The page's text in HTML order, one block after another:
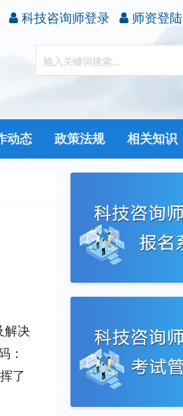
科技咨询师登录 师资登陆
动态 政策法规 相关知识
解决
：
了